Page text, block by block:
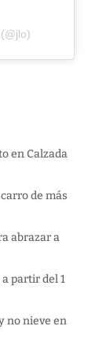
en Calzada
de más
abrazar a
partir del 1
no nieve en